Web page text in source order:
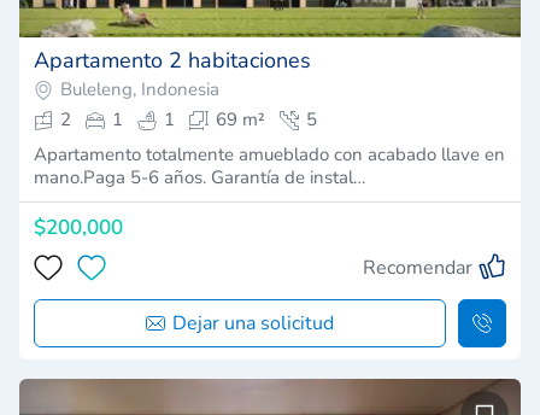
Apartamento 2 habitaciones
Buleleng, Indonesia
2
1 1 69 m²
5
Apartamento totalmente amueblado con acabado llave en
mano.Paga 5-6 años. Garantía de instal…
$200,000
Recomendar
Dejar una solicitud